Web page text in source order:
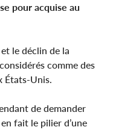
pour acquise au
le déclin de la
comme des
États-Unis.
de demander
fait le pilier d’une